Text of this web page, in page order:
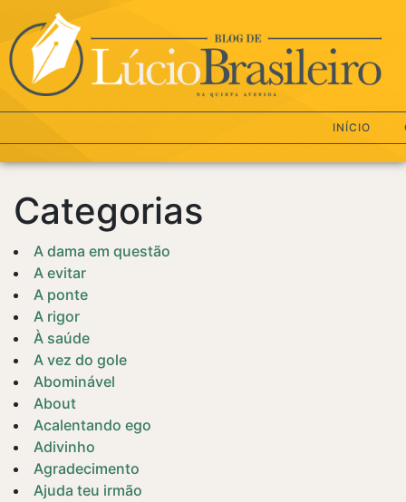
INÍCIO
Categorias
A dama em questão
A evitar
A ponte
A rigor
À saúde
A vez do gole
Abominável
About
Acalentando ego
Adivinho
Agradecimento
Ajuda teu irmão